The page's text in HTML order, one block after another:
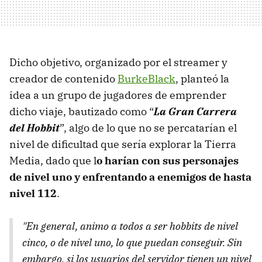
Dicho objetivo, organizado por el streamer y
creador de contenido BurkeBlack, planteó la
idea a un grupo de jugadores de emprender
dicho viaje, bautizado como “La Gran Carrera
del Hobbit”, algo de lo que no se percatarían el
nivel de dificultad que sería explorar la Tierra
Media, dado que lo harían con sus personajes
de nivel uno y enfrentando a enemigos de hasta
nivel 112.
"En general, animo a todos a ser hobbits de nivel
cinco, o de nivel uno, lo que puedan conseguir. Sin
embargo, si los usuarios del servidor tienen un nivel